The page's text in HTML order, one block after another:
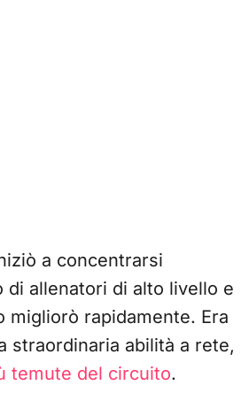
a concentrarsi
di allenatori di alto livello e
migliorò rapidamente. Era
straordinaria abilità a rete,
temute del circuito.